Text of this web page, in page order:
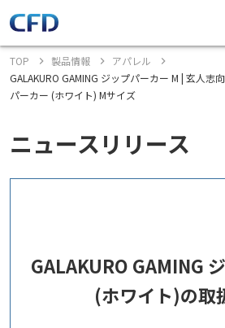
TOP 製品情報
アパレル
GALAKURO GAMING ジップパーカー M | 玄人志
パーカー (ホワイト) Mサイズ
ニュースリリース
GALAKURO GAMING
(ホワイト)の取